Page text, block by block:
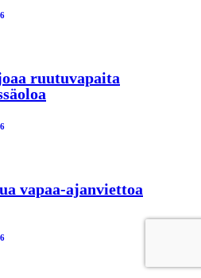
ruutuvapaita
vapaa-ajanviettoa